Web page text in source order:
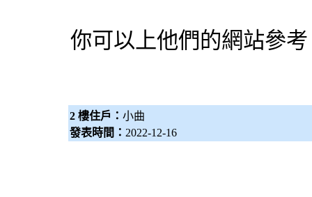
你可以上他們的網站參
2 樓住戶： 小曲
發表時間： 2022-12-16